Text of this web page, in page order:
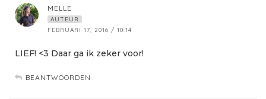
MELLE
AUTEUR
FEBRUARI 17, 2016 / 10:14
LIEF! <3 Daar ga ik zeker voor!
BEANTWOORDEN